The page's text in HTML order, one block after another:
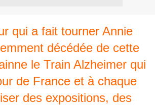
qui a fait tourner Annie
décédée de cette
le Train Alzheimer qui
de France et à chaque
des expositions, des